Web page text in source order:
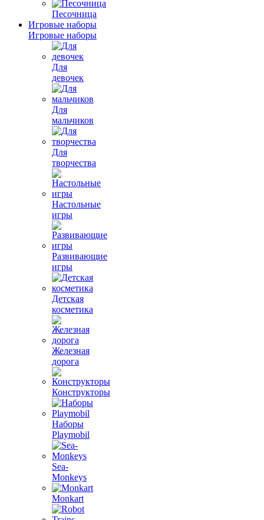
Песочница
Игровые наборы
Игровые наборы
Для
девочек
Для
мальчиков
Для
творчества
Настольные
игры
Развивающие
игры
Детская
косметика
Железная
дорога
Конструкторы
Наборы
Playmobil
Sea-
Monkeys
Monkart